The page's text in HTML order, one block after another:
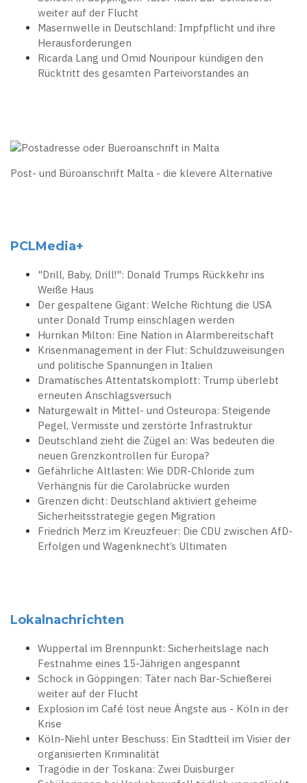
weiter auf der Flucht
Masernwelle in Deutschland: Impfpflicht und ihre
Herausforderungen
Ricarda Lang und Omid Nouripour kündigen den
Rücktritt des gesamten Parteivorstandes an
Post- und Büroanschrift Malta - die klevere Alternative
PCLMedia+
"Drill, Baby, Drill!": Donald Trumps Rückkehr ins
Weiße Haus
Der gespaltene Gigant: Welche Richtung die USA
unter Donald Trump einschlagen werden
Hurrikan Milton: Eine Nation in Alarmbereitschaft
Krisenmanagement in der Flut: Schuldzuweisungen
und politische Spannungen in Italien
Dramatisches Attentatskomplott: Trump überlebt
erneuten Anschlagsversuch
Naturgewalt in Mittel- und Osteuropa: Steigende
Pegel, Vermisste und zerstörte Infrastruktur
Deutschland zieht die Zügel an: Was bedeuten die
neuen Grenzkontrollen für Europa?
Gefährliche Altlasten: Wie DDR-Chloride zum
Verhängnis für die Carolabrücke wurden
Grenzen dicht: Deutschland aktiviert geheime
Sicherheitsstrategie gegen Migration
Friedrich Merz im Kreuzfeuer: Die CDU zwischen AfD-
Erfolgen und Wagenknecht’s Ultimaten
Lokalnachrichten
Wuppertal im Brennpunkt: Sicherheitslage nach
Festnahme eines 15-Jährigen angespannt
Schock in Göppingen: Täter nach Bar-Schießerei
weiter auf der Flucht
Explosion im Café löst neue Ängste aus - Köln in der
Krise
Köln-Niehl unter Beschuss: Ein Stadtteil im Visier der
organisierten Kriminalität
Tragödie in der Toskana: Zwei Duisburger